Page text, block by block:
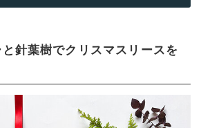
針葉樹でクリスマスリースを